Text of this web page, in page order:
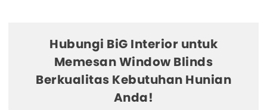
Hubungi BiG Interior untuk
Memesan Window Blinds
Berkualitas Kebutuhan Hunian
Anda!